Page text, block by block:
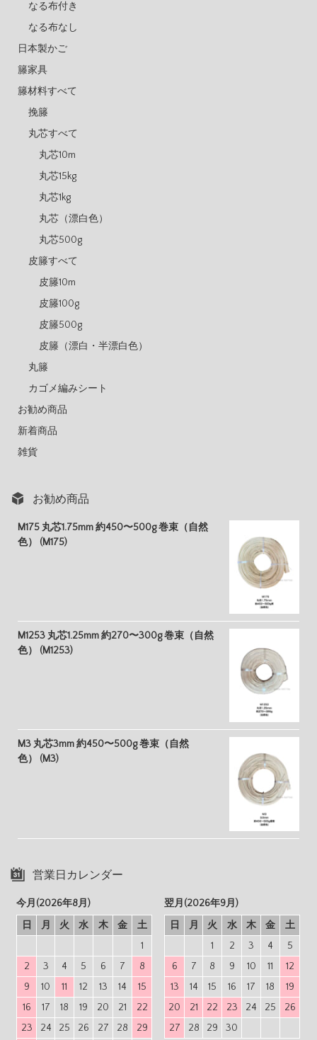
なる布付き
なる布なし
日本製かご
籐家具
籐材料すべて
挽籐
丸芯すべて
丸芯10m
丸芯15kg
丸芯1kg
丸芯（漂白色）
丸芯500g
皮籐すべて
皮籐10m
皮籐100g
皮籐500g
皮籐（漂白・半漂白色）
丸籐
カゴメ編みシート
お勧め商品
新着商品
雑貨
お勧め商品
M175 丸芯1.75mm 約450〜500g 巻束（自然
色） (M175)
M1253 丸芯1.25mm 約270〜300g 巻束（自然
色） (M1253)
M3 丸芯3mm 約450〜500g 巻束（自然
色） (M3)
営業日カレンダー
今月(2026年8月)
日
月 火 水 木 金
土
1
2
3 4 5 6 7
8
9
10 11 12 13 14
15
16
17 18 19 20 21
22
23
24 25 26 27 28 29
翌月(2026年9月)
日
月 火 水 木 金
土
1
2 3 4
5
6
7 8 9 10 11
12
13
14 15 16 17 18
19
20
21 22 23 24 25
26
27
28 29 30